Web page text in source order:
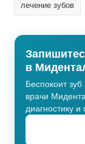
лечение зубов
в
Беспокоит
врачи
диагностику